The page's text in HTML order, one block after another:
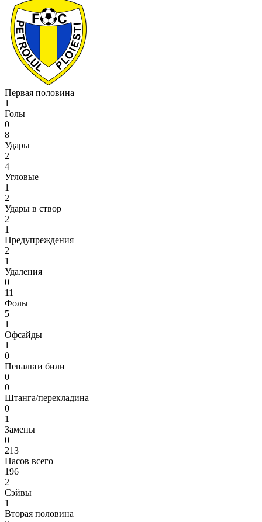
Первая половина
1
Голы
0
8
Удары
2
4
Угловые
1
2
Удары в створ
2
1
Предупреждения
2
1
Удаления
0
11
Фолы
5
1
Офсайды
1
0
Пенальти били
0
0
Штанга/перекладина
0
1
Замены
0
213
Пасов всего
196
2
Сэйвы
1
Вторая половина